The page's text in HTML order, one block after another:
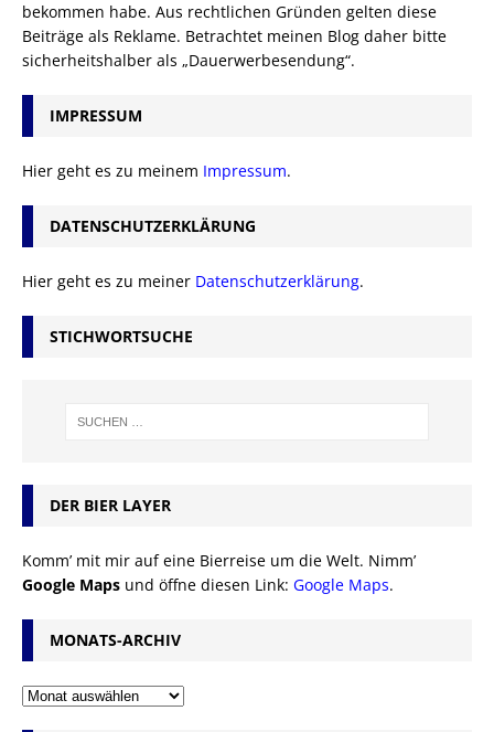
bekommen habe. Aus rechtlichen Gründen gelten diese
Beiträge als Reklame. Betrachtet meinen Blog daher bitte
sicherheitshalber als „Dauerwerbesendung“.
IMPRESSUM
Hier geht es zu meinem Impressum.
DATENSCHUTZERKLÄRUNG
Hier geht es zu meiner Datenschutzerklärung.
STICHWORTSUCHE
DER BIER LAYER
Komm’ mit mir auf eine Bierreise um die Welt. Nimm’
Google Maps und öffne diesen Link: Google Maps.
MONATS-ARCHIV